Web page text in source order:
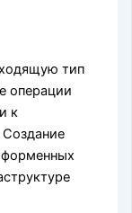
тип
операции
к